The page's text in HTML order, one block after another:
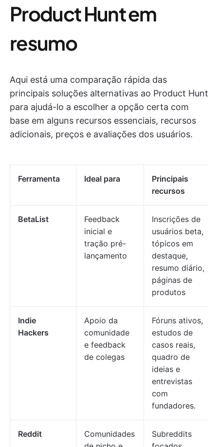
Product Hunt em
resumo
Aqui está uma comparação rápida das
principais soluções alternativas ao Product Hunt
para ajudá-lo a escolher a opção certa com
base em alguns recursos essenciais, recursos
adicionais, preços e avaliações dos usuários.
Ferramenta Ideal para
Principais
recursos
BetaList
Feedback
inicial e
tração pré-
lançamento
Inscrições de
usuários beta,
tópicos em
destaque,
resumo diário,
páginas de
produtos
Indie
Hackers
Apoio da
comunidade
e feedback
de colegas
Fóruns ativos,
estudos de
casos reais,
quadro de
ideias e
entrevistas
com
fundadores.
Reddit
Comunidades
Subreddits